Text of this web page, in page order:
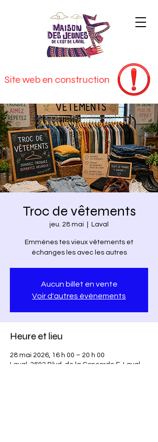
Site web en construction
Troc de vêtements
jeu. 28 mai Laval
Emmènes tes vieux vêtements et
échanges les avec les autres
Aucun billet en vente
Voir d'autres événements
Heure et lieu
28 mai 2026, 16 h 00 – 20 h 00
Laval, 3602 Blvd. de la Concorde E, Laval,